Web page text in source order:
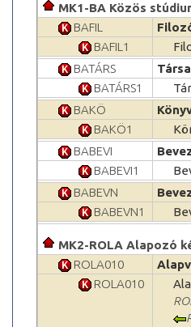
MK1-BA Közös
BAFIL
BAFIL1
BATÁRS
BATÁRS1
BAKÖ
BAKÖ1
BABEVI
BABEVI1
BABEVN
BABEVN1
MK2-ROLA Alapozó
ROLA010
ROLA010